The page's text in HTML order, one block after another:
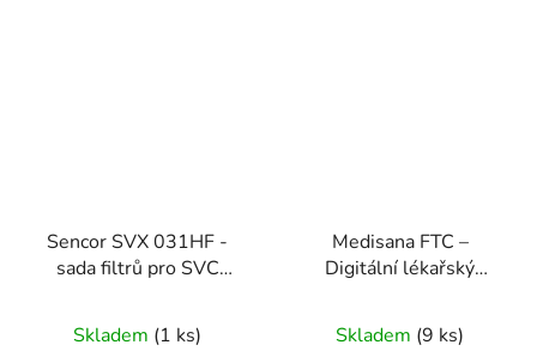
Sencor SVX 031HF -
sada filtrů pro SVC
Skladem (1 ks)
Medisana FTC –
Digitální lékařský
Skladem (9 ks)